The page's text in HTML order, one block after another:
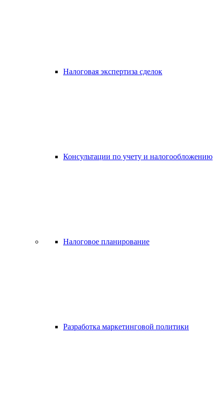
Налоговая экспертиза сделок
Консультации по учету и налогообложению
Налоговое планирование
Разработка маркетинговой политики